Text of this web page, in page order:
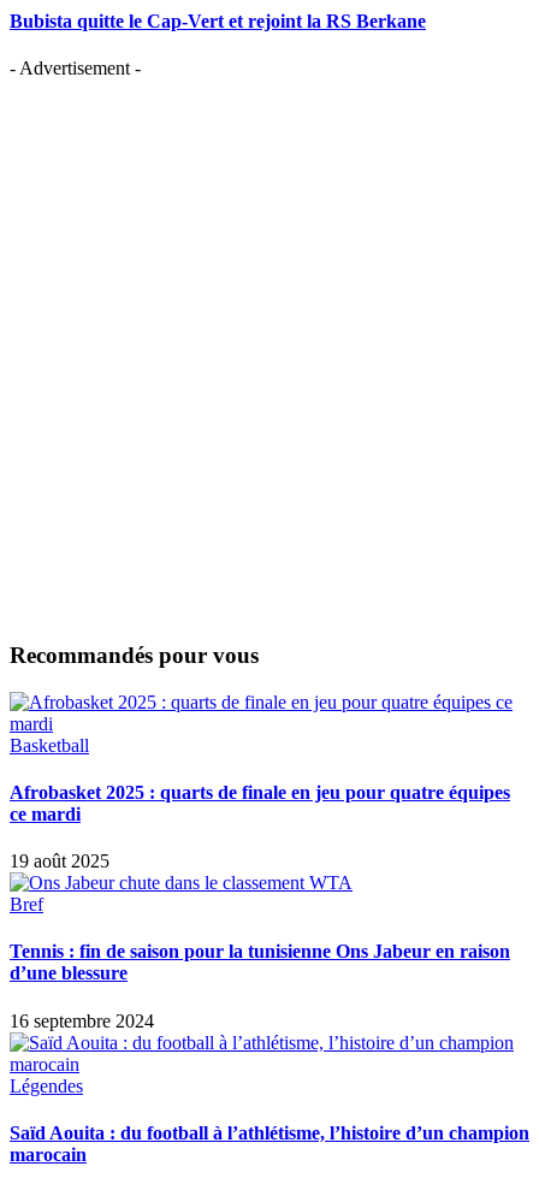
Bubista quitte le Cap-Vert et rejoint la RS Berkane
- Advertisement -
Recommandés pour vous
Basketball
Afrobasket 2025 : quarts de finale en jeu pour quatre équipes
ce mardi
19 août 2025
Bref
Tennis : fin de saison pour la tunisienne Ons Jabeur en raison
d’une blessure
16 septembre 2024
Légendes
Saïd Aouita : du football à l’athlétisme, l’histoire d’un champion
marocain